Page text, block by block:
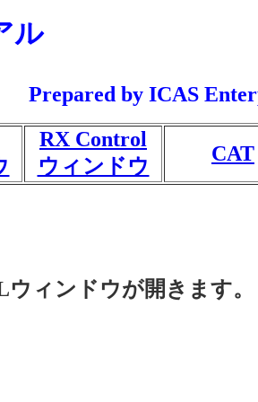
ル
Prepared by ICAS
RX Control
ウィンドウ
CAT
ィンドウが開きます。